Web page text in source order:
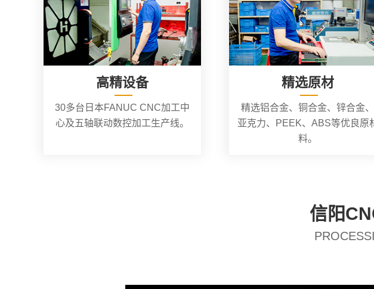
高精设备
30多台日本FANUC CNC加工中
心及五轴联动数控加工生产线。
精选原材
精选铝合金、铜合金、锌合金、
亚克力、PEEK、ABS等优良原
料。
信阳